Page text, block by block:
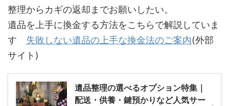
整理からカギの返却までお願いしたい。
遺品を上手に換金する方法をこちらで解説していま
す 失敗しない遺品の上手な換金法のご案内(外部
サイト)
遺品整理の選べるオプション特集｜
配送・供養・鍵預かりなど人気サー